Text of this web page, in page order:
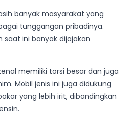
banyak masyarakat yang
tunggangan pribadinya.
saat ini banyak dijajakan
memiliki torsi besar dan juga
Mobil jenis ini juga didukung
yang lebih irit, dibandingkan